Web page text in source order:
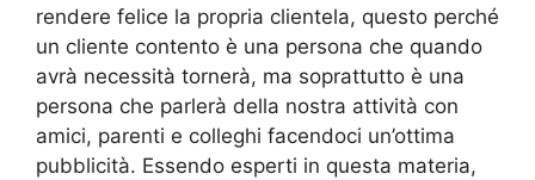
rendere felice la propria clientela, questo perché
un cliente contento è una persona che quando
avrà necessità tornerà, ma soprattutto è una
persona che parlerà della nostra attività con
amici, parenti e colleghi facendoci un’ottima
pubblicità. Essendo esperti in questa materia,